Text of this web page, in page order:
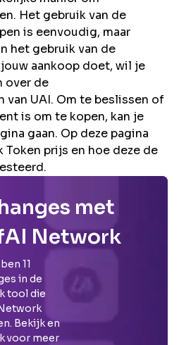
Het gebruik van de
is eenvoudig, maar
het gebruik van de
aankoop doet, wil je
over de
UAI. Om te beslissen of
is om te kopen, kan je
gaan. Op deze pagina
prijs en hoe deze de
met
Network
11
in de
tool die
Bekijk en
voor meer